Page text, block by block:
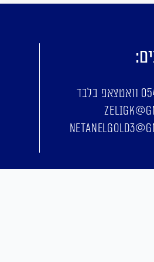
בלבד